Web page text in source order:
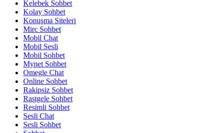
Kelebek Sohbet
Kolay Sohbet
Konuşma Siteleri
Mirc Sohbet
Mobil Chat
Mobil Sesli
Mobil Sohbet
Mynet Sohbet
Omegle Chat
Online Sohbet
Rakipsiz Sohbet
Rastgele Sohbet
Resimli Sohbet
Sesli Chat
Sesli Sohbet